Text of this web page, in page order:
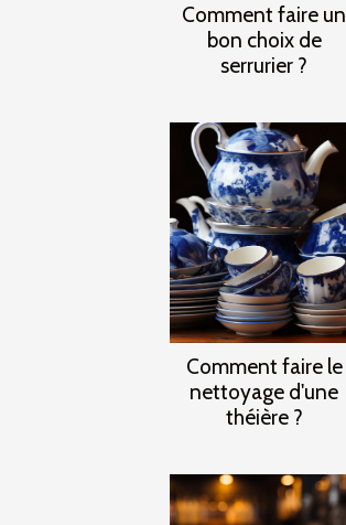
Comment faire un
bon choix de
serrurier ?
Comment faire le
nettoyage d'une
théière ?